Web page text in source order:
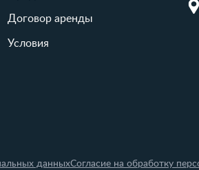
Договор аренды
Условия
данныхСогласие на обработку